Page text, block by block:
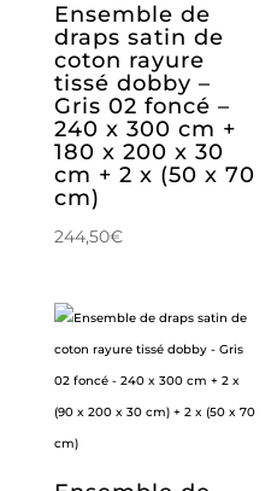
Ensemble de
draps satin de
coton rayure
tissé dobby –
Gris 02 foncé –
240 x 300 cm +
180 x 200 x 30
cm + 2 x (50 x 70
cm)
244,50€